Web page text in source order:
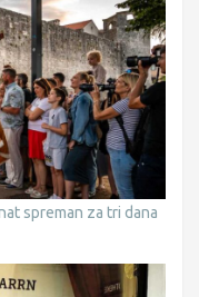
spreman za tri dana